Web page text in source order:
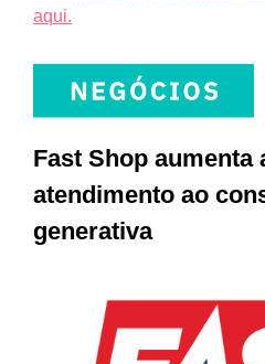
aqui.
Fast Shop aumenta
atendimento ao
generativa